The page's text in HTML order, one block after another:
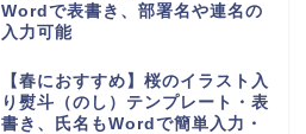
Wordで表書き、部署名や連名の
入力可能
【春におすすめ】桜のイラスト入
り熨斗（のし）テンプレート・表
書き、氏名もWordで簡単入力・